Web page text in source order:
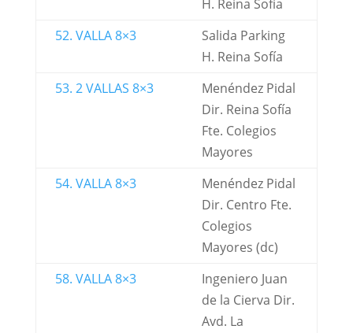
H. Reina Sofía
52. VALLA 8×3
Salida Parking
H. Reina Sofía
53. 2 VALLAS 8×3
Menéndez Pidal
Dir. Reina Sofía
Fte. Colegios
Mayores
54. VALLA 8×3
Menéndez Pidal
Dir. Centro Fte.
Colegios
Mayores (dc)
58. VALLA 8×3
Ingeniero Juan
de la Cierva Dir.
Avd. La